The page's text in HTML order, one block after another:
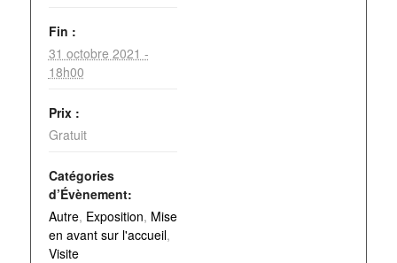
Fin :
31 octobre 2021 -
18h00
Prix :
Gratuit
Catégories
d’Évènement:
Autre, Exposition, Mise
en avant sur l'accueil,
Visite